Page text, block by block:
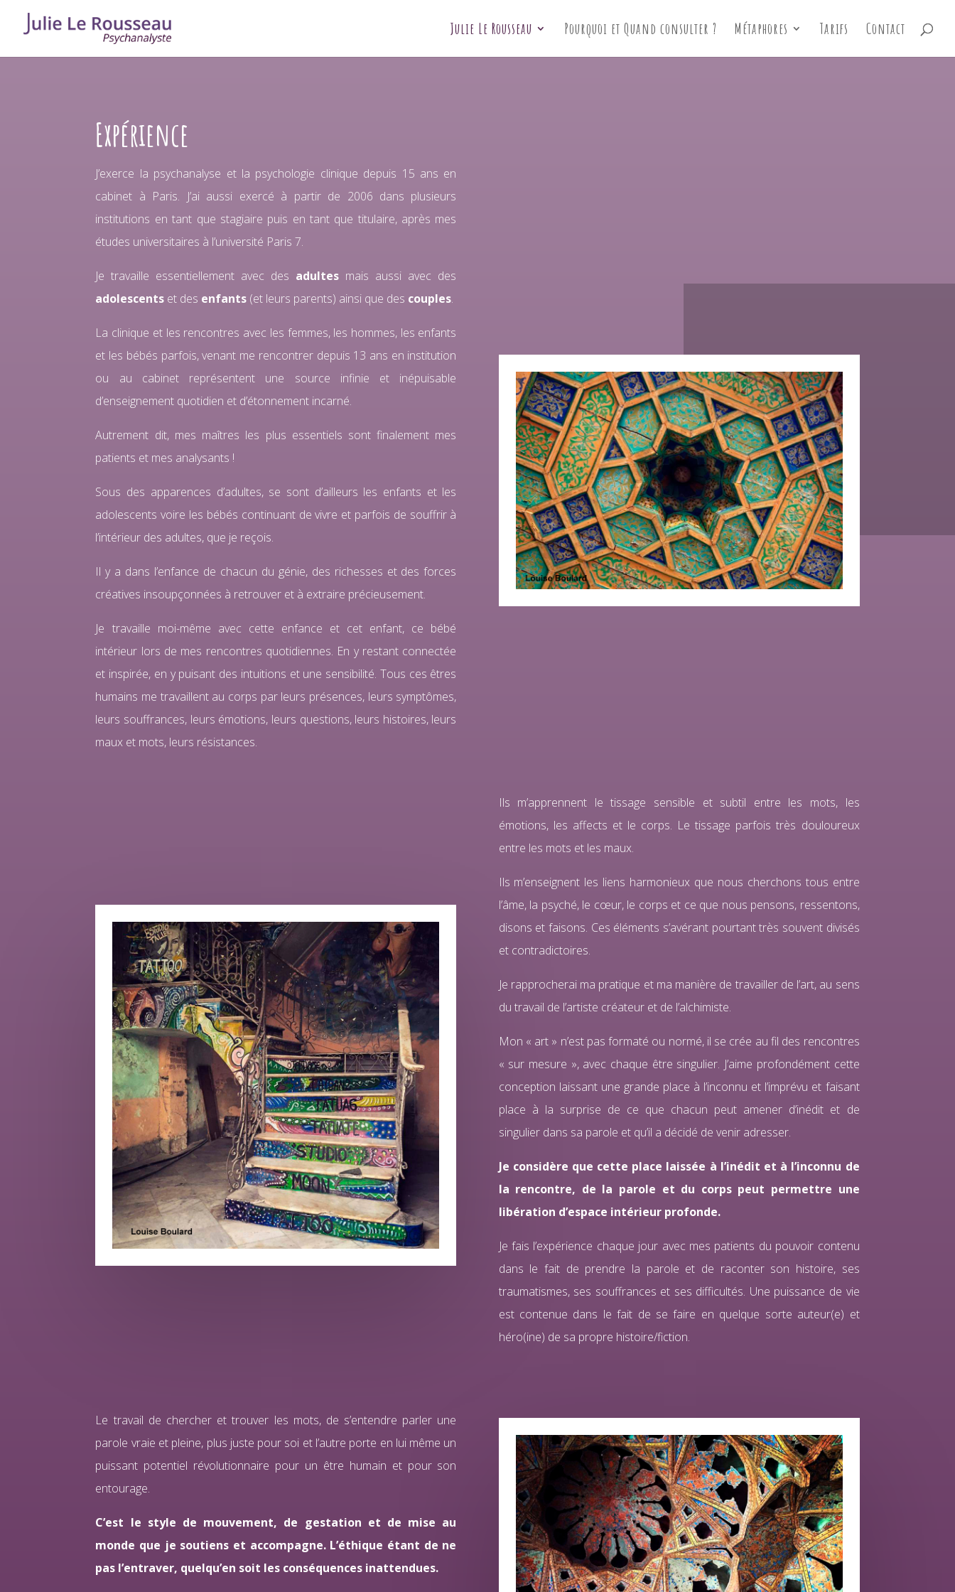
Julie Le Rousseau Pourquoi et Quand consulter ? Métaphores Tarifs Contact
Expérience
J’exerce la psychanalyse et la psychologie clinique depuis 15 ans en
cabinet à Paris. J’ai aussi exercé à partir de 2006 dans plusieurs
institutions en tant que stagiaire puis en tant que titulaire, après mes
études universitaires à l’université Paris 7.
Je travaille essentiellement avec des adultes mais aussi avec des
adolescents et des enfants (et leurs parents) ainsi que des couples.
La clinique et les rencontres avec les femmes, les hommes, les enfants
et les bébés parfois, venant me rencontrer depuis 13 ans en institution
ou au cabinet représentent une source infinie et inépuisable
d’enseignement quotidien et d’étonnement incarné.
Autrement dit, mes maîtres les plus essentiels sont finalement mes
patients et mes analysants !
Sous des apparences d’adultes, se sont d’ailleurs les enfants et les
adolescents voire les bébés continuant de vivre et parfois de souffrir à
l’intérieur des adultes, que je reçois.
Il y a dans l’enfance de chacun du génie, des richesses et des forces
créatives insoupçonnées à retrouver et à extraire précieusement.
Je travaille moi-même avec cette enfance et cet enfant, ce bébé
intérieur lors de mes rencontres quotidiennes. En y restant connectée
et inspirée, en y puisant des intuitions et une sensibilité. Tous ces êtres
humains me travaillent au corps par leurs présences, leurs symptômes,
leurs souffrances, leurs émotions, leurs questions, leurs histoires, leurs
maux et mots, leurs résistances.
Ils m’apprennent le tissage sensible et subtil entre les mots, les
émotions, les affects et le corps. Le tissage parfois très douloureux
entre les mots et les maux.
Ils m’enseignent les liens harmonieux que nous cherchons tous entre
l’âme, la psyché, le cœur, le corps et ce que nous pensons, ressentons,
disons et faisons. Ces éléments s’avérant pourtant très souvent divisés
et contradictoires.
Je rapprocherai ma pratique et ma manière de travailler de l’art, au sens
du travail de l’artiste créateur et de l’alchimiste.
Mon « art » n’est pas formaté ou normé, il se crée au fil des rencontres
« sur mesure », avec chaque être singulier. J’aime profondément cette
conception laissant une grande place à l’inconnu et l’imprévu et faisant
place à la surprise de ce que chacun peut amener d’inédit et de
singulier dans sa parole et qu’il a décidé de venir adresser.
Je considère que cette place laissée à l’inédit et à l’inconnu de
la rencontre, de la parole et du corps peut permettre une
libération d’espace intérieur profonde.
Je fais l’expérience chaque jour avec mes patients du pouvoir contenu
dans le fait de prendre la parole et de raconter son histoire, ses
traumatismes, ses souffrances et ses difficultés. Une puissance de vie
est contenue dans le fait de se faire en quelque sorte auteur(e) et
héro(ine) de sa propre histoire/fiction.
Le travail de chercher et trouver les mots, de s’entendre parler une
parole vraie et pleine, plus juste pour soi et l’autre porte en lui même un
puissant potentiel révolutionnaire pour un être humain et pour son
entourage.
C’est le style de mouvement, de gestation et de mise au
monde que je soutiens et accompagne. L’éthique étant de ne
pas l’entraver, quelqu’en soit les conséquences inattendues.